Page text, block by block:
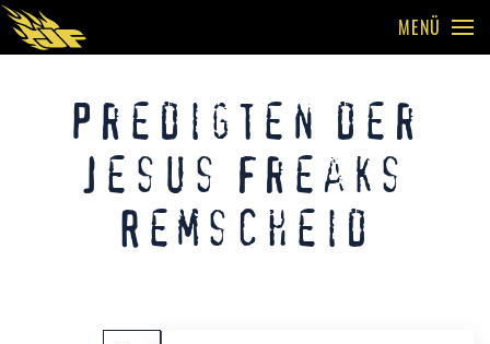
MENÜ
Predigten der
Jesus Freaks
Remscheid